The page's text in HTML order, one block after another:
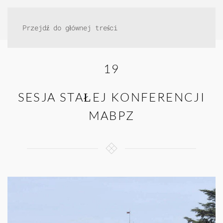
Przejdź do głównej treści
19
SESJA STAŁEJ KONFERENCJI
MABPZ